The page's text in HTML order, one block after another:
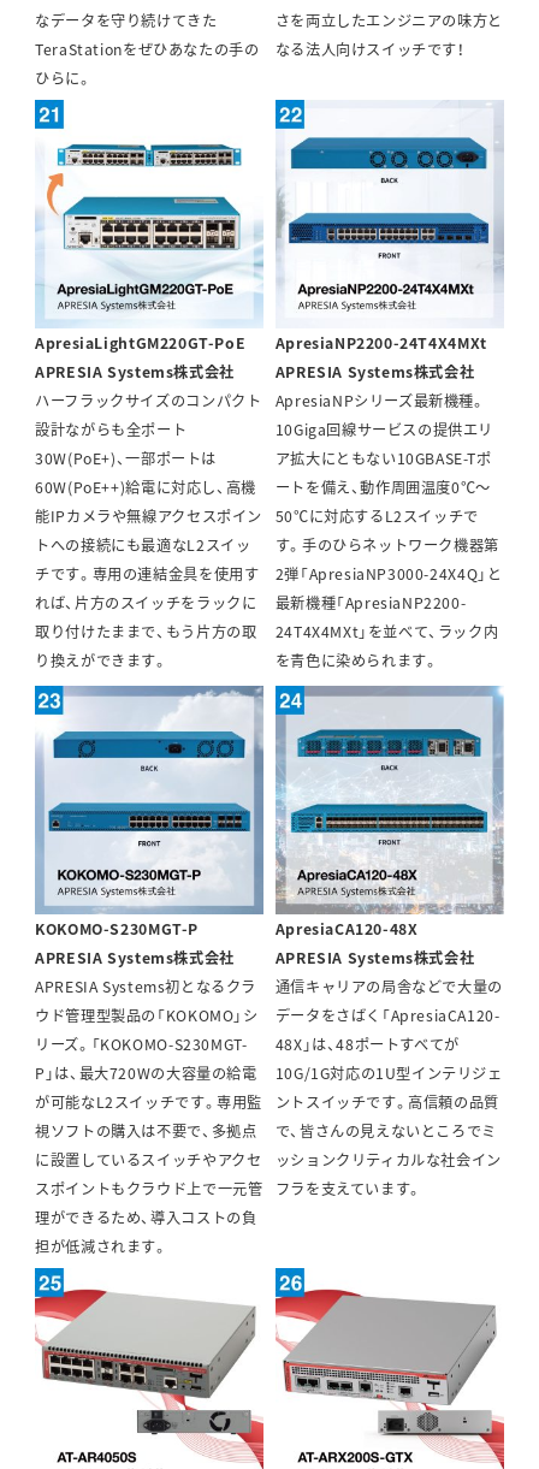
なデータを守り続けてきた
TeraStationをぜひあなたの手の
ひらに。
さを両立したエンジニアの味方と
なる法人向けスイッチです！
ApresiaLightGM220GT-PoE
APRESIA Systems株式会社
ハーフラックサイズのコンパクト
設計ながらも全ポート
30W(PoE+)、一部ポートは
60W(PoE++)給電に対応し、高機
能IPカメラや無線アクセスポイン
トへの接続にも最適なL2スイッ
チです。専用の連結金具を使用す
れば、片方のスイッチをラックに
取り付けたままで、もう片方の取
り換えができます。
ApresiaNP2200-24T4X4MXt
APRESIA Systems株式会社
ApresiaNPシリーズ最新機種。
10Giga回線サービスの提供エリ
ア拡大にともない10GBASE-Tポ
ートを備え、動作周囲温度0℃～
50℃に対応するL2スイッチで
す。手のひらネットワーク機器第
2弾「ApresiaNP3000-24X4Q」と
最新機種「ApresiaNP2200-
24T4X4MXt」を並べて、ラック内
を青色に染められます。
KOKOMO-S230MGT-P
APRESIA Systems株式会社
APRESIA Systems初となるクラ
ウド管理型製品の「KOKOMO」シ
リーズ。「KOKOMO-S230MGT-
P」は、最大720Wの大容量の給電
が可能なL2スイッチです。専用監
視ソフトの購入は不要で、多拠点
に設置しているスイッチやアクセ
スポイントもクラウド上で一元管
理ができるため、導入コストの負
担が低減されます。
ApresiaCA120-48X
APRESIA Systems株式会社
通信キャリアの局舎などで大量の
データをさばく「ApresiaCA120-
48X」は、48ポートすべてが
10G/1G対応の1U型インテリジェ
ントスイッチです。高信頼の品質
で、皆さんの見えないところでミ
ッションクリティカルな社会イン
フラを支えています。